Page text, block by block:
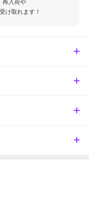
再入荷や
け取れます！